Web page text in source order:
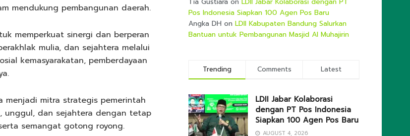
mendukung pembangunan daerah.
memperkuat sinergi dan berperan
mulia, dan sejahtera melalui
kemasyarakatan, pemberdayaan
menjadi mitra strategis pemerintah
unggul, dan sejahtera dengan tetap
semangat gotong royong.
Pos Indonesia Siapkan 100 Agen Pos Baru
Angka DH on LDII Kabupaten Bandung Salurkan
Bantuan untuk Pembangunan Masjid Al Muhajirin
Trending Comments Latest
LDII Jabar Kolaborasi
dengan PT Pos Indonesia
Siapkan 100 Agen Pos Baru
AUGUST 4, 2026